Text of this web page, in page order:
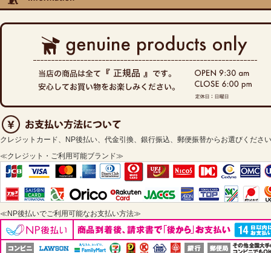
クレジットカード、NP後払い、代金引換、銀行振込、郵便振替からお選びくださ
≪クレジット・ご利用可能ブランド≫
≪NP後払いでご利用可能なお支払い方法≫